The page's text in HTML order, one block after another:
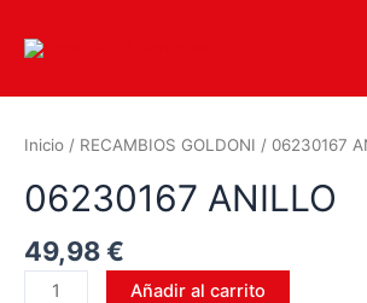
Inicio / RECAMBIOS GOLDONI / 06230167
06230167 ANILLO
49,98€
Añadir al carrito